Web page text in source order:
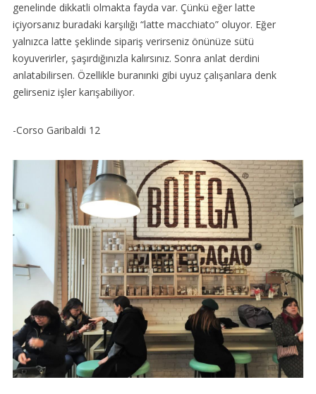
genelinde dikkatli olmakta fayda var. Çünkü eğer latte
içiyorsanız buradaki karşılığı “latte macchiato” oluyor. Eğer
yalnızca latte şeklinde sipariş verirseniz önünüze sütü
koyuverirler, şaşırdığınızla kalırsınız. Sonra anlat derdini
anlatabilirsen. Özellikle buranınki gibi uyuz çalışanlara denk
gelirseniz işler karışabiliyor.
-Corso Garibaldi 12